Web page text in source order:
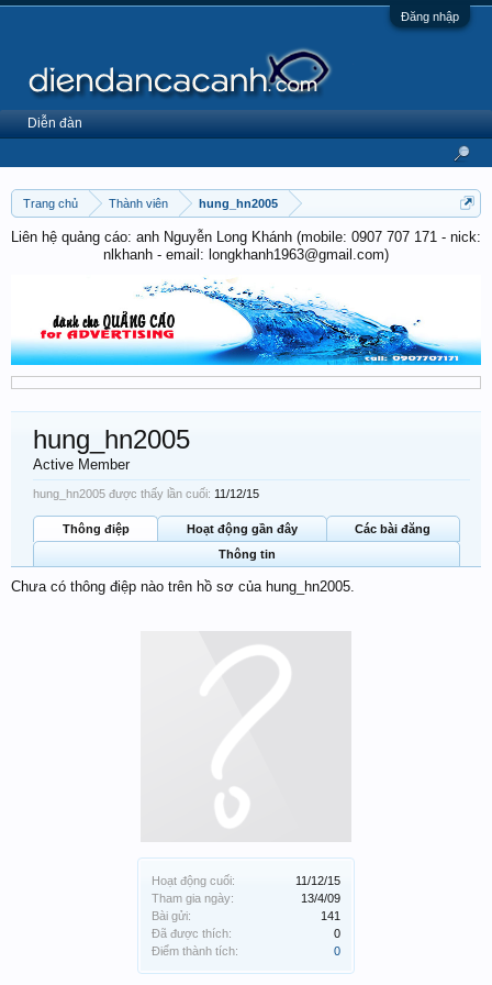
Đăng nhập
Trang chủ Thành viên hung_hn2005
Liên hệ quảng cáo: anh Nguyễn Long Khánh (mobile: 0907 707 171 - nick:
nlkhanh - email: longkhanh1963@gmail.com)
Hoạt động cuối:
11/12/15
Tham gia ngày:
13/4/09
Bài gửi:
141
Đã được thích:
0
Điểm thành tích:
0
hung_hn2005
Active Member
hung_hn2005 được thấy lần cuối: 11/12/15
Thông điệp Hoạt động gần đây
Các bài đăng
Thông tin
Chưa có thông điệp nào trên hồ sơ của hung_hn2005.
Diễn đàn